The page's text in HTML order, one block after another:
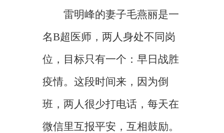
雷明峰的妻子毛燕丽是一
名B超医师，两人身处不同岗
位，目标只有一个：早日战胜
疫情。这段时间来，因为倒
班，两人很少打电话，每天在
微信里互报平安，互相鼓励。